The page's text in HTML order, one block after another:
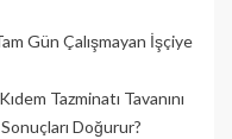
Gün Çalışmayan İşçiye
Tazminatı Tavanını
Doğurur?